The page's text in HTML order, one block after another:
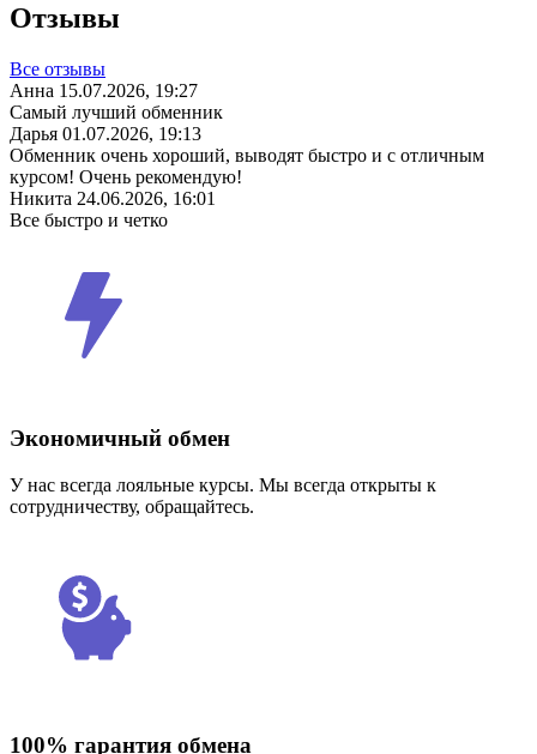
Отзывы
Все отзывы
Анна 15.07.2026, 19:27
Самый лучший обменник
Дарья 01.07.2026, 19:13
Обменник очень хороший, выводят быстро и с отличным
курсом! Очень рекомендую!
Никита 24.06.2026, 16:01
Все быстро и четко
Экономичный обмен
У нас всегда лояльные курсы. Мы всегда открыты к
сотрудничеству, обращайтесь.
100% гарантия обмена